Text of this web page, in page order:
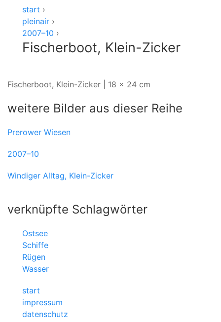
start ›
pleinair ›
2007–10 ›
Fischerboot, Klein-Zicker
Fischerboot, Klein-Zicker | 18 x 24 cm
weitere Bilder aus dieser Reihe
Prerower Wiesen
2007–10
Windiger Alltag, Klein-Zicker
verknüpfte Schlagwörter
Ostsee
Schiffe
Rügen
Wasser
start
impressum
datenschutz